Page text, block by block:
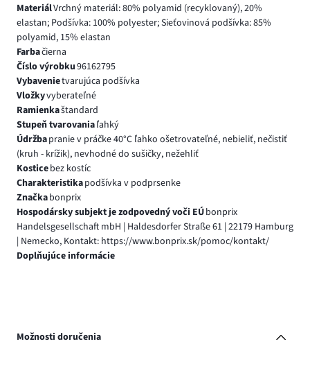
MateriálVrchný materiál: 80% polyamid (recyklovaný), 20%
elastan; Podšívka: 100% polyester; Sieťovinová podšívka: 85%
polyamid, 15% elastan
Farbačierna
Číslo výrobku96162795
Vybavenietvarujúca podšívka
Vložkyvyberateľné
Ramienkaštandard
Stupeň tvarovaniaľahký
Údržbapranie v práčke 40°C ľahko ošetrovateľné, nebieliť, nečistiť
(kruh - krížik), nevhodné do sušičky, nežehliť
Kosticebez kostíc
Charakteristikapodšívka v podprsenke
Značkabonprix
Hospodársky subjekt je zodpovedný voči EÚbonprix
Handelsgesellschaft mbH | Haldesdorfer Straße 61 | 22179 Hamburg
| Nemecko, Kontakt: https://www.bonprix.sk/pomoc/kontakt/
Doplňujúce informácie
Možnosti doručenia